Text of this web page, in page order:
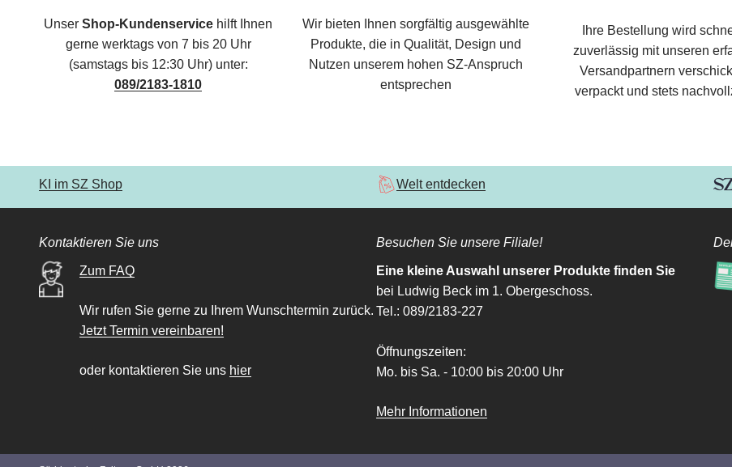
Unser Shop-Kundenservice hilft Ihnen
gerne werktags von 7 bis 20 Uhr
(samstags bis 12:30 Uhr) unter:
089/2183-1810
Wir bieten Ihnen sorgfältig ausgewählte
Produkte, die in Qualität, Design und
Nutzen unserem hohen SZ-Anspruch
entsprechen
Ihre Bestellung wird
zuverlässig mit unseren
Versandpartnern
verpackt und stets
KI im SZ Shop Welt entdecken
Kontaktieren Sie uns
Zum FAQ
Wir rufen Sie gerne zu Ihrem Wunschtermin zurück.
Jetzt Termin vereinbaren!
oder kontaktieren Sie uns hier
Besuchen Sie unsere Filiale!
Eine kleine Auswahl unserer Produkte finden Sie
bei Ludwig Beck im 1. Obergeschoss.
Tel.: 089/2183-227
Öffnungszeiten:
Mo. bis Sa. - 10:00 bis 20:00 Uhr
Mehr Informationen